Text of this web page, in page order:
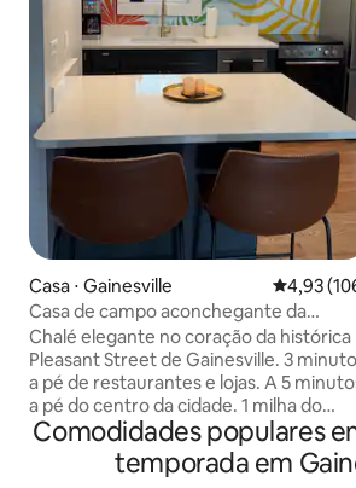
Casa ⋅ Gainesville 4,93 de
4,93
Casa de campo aconchegante da
década de 1930, a uma curta caminhada
do centro da cidade + Grove Street
Chalé elegante no coração da histórica
Pleasant Street de Gainesville. 3 minutos
a pé de restaurantes e lojas. A 5 minutos
a pé do centro da cidade. 1 milha do
campus da UF. Este chalé da década de
1930 totalmente renovado tem um
charme vintage com conforto
Comodidades populares
temporada em